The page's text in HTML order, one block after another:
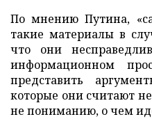
По мнению Путина,
такие материалы в
что они
информационном
представить
которые они считают
не пониманию, о чем